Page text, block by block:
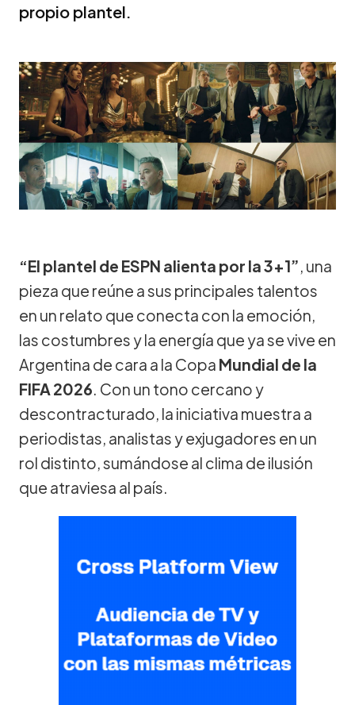
propio plantel.
“El plantel de ESPN alienta por la 3+1”, una
pieza que reúne a sus principales talentos
en un relato que conecta con la emoción,
las costumbres y la energía que ya se vive en
Argentina de cara a la Copa Mundial de la
FIFA 2026. Con un tono cercano y
descontracturado, la iniciativa muestra a
periodistas, analistas y exjugadores en un
rol distinto, sumándose al clima de ilusión
que atraviesa al país.